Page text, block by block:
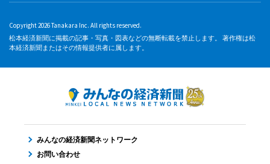
Copyright 2026 Tanakara Inc. All rights reserved.
松本経済新聞に掲載の記事・写真・図表などの無断転載を禁止します。 著作権は松
本経済新聞またはその情報提供者に属します。
みんなの経済新聞ネットワーク
お問い合わせ